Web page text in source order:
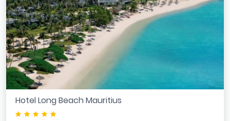
Hotel Long Beach Mauritius